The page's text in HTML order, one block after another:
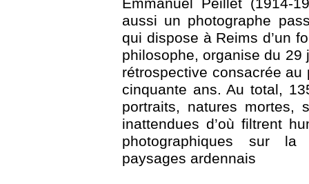
Emmanuel Peillet (1914-
aussi un photographe
qui dispose à Reims d’un
philosophe, organise du
rétrospective consacrée
cinquante ans. Au total,
portraits, natures mortes,
inattendues d’où filtrent
photographiques sur la
paysages ardennais